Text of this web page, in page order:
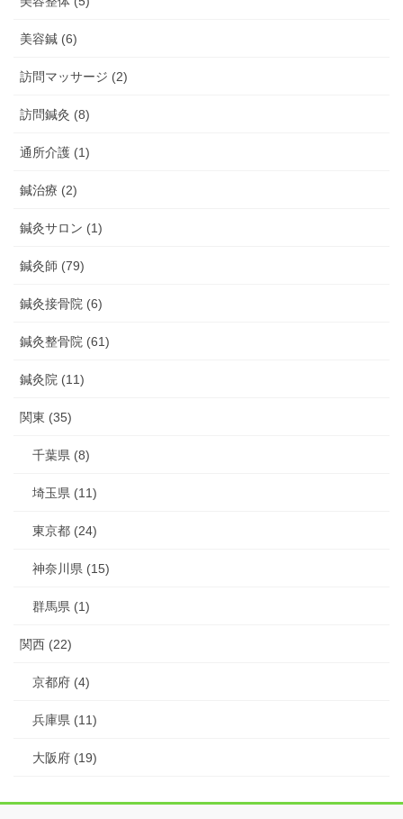
美容鍼 (6)
訪問マッサージ (2)
訪問鍼灸 (8)
通所介護 (1)
鍼治療 (2)
鍼灸サロン (1)
鍼灸師 (79)
鍼灸接骨院 (6)
鍼灸整骨院 (61)
鍼灸院 (11)
関東 (35)
千葉県 (8)
埼玉県 (11)
東京都 (24)
神奈川県 (15)
群馬県 (1)
関西 (22)
京都府 (4)
兵庫県 (11)
大阪府 (19)